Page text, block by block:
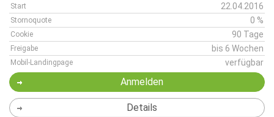
Start 22.04.2016
Stornoquote 0 %
Cookie 90 Tage
Freigabe bis 6 Wochen
Mobil-Landingpage verfügbar
Anmelden
Details